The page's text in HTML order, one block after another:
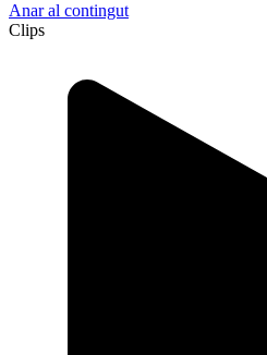
Anar al contingut
Clips